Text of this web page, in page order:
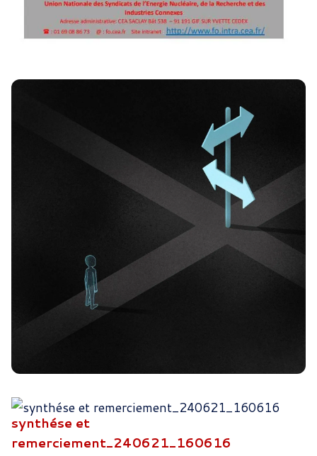
synthése et
remerciement_240621_160616